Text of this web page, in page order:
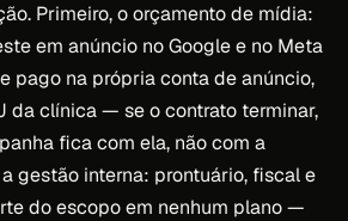
Primeiro, o orçamento de mídia:
em anúncio no Google e no Meta
pago na própria conta de anúncio,
da clínica — se o contrato terminar,
fica com ela, não com a
gestão interna: prontuário, fiscal e
do escopo em nenhum plano —